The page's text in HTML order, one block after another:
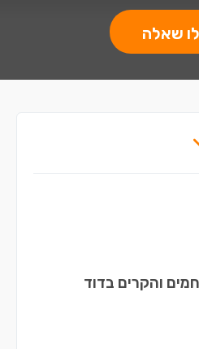
שאלה
והקרים בדוד